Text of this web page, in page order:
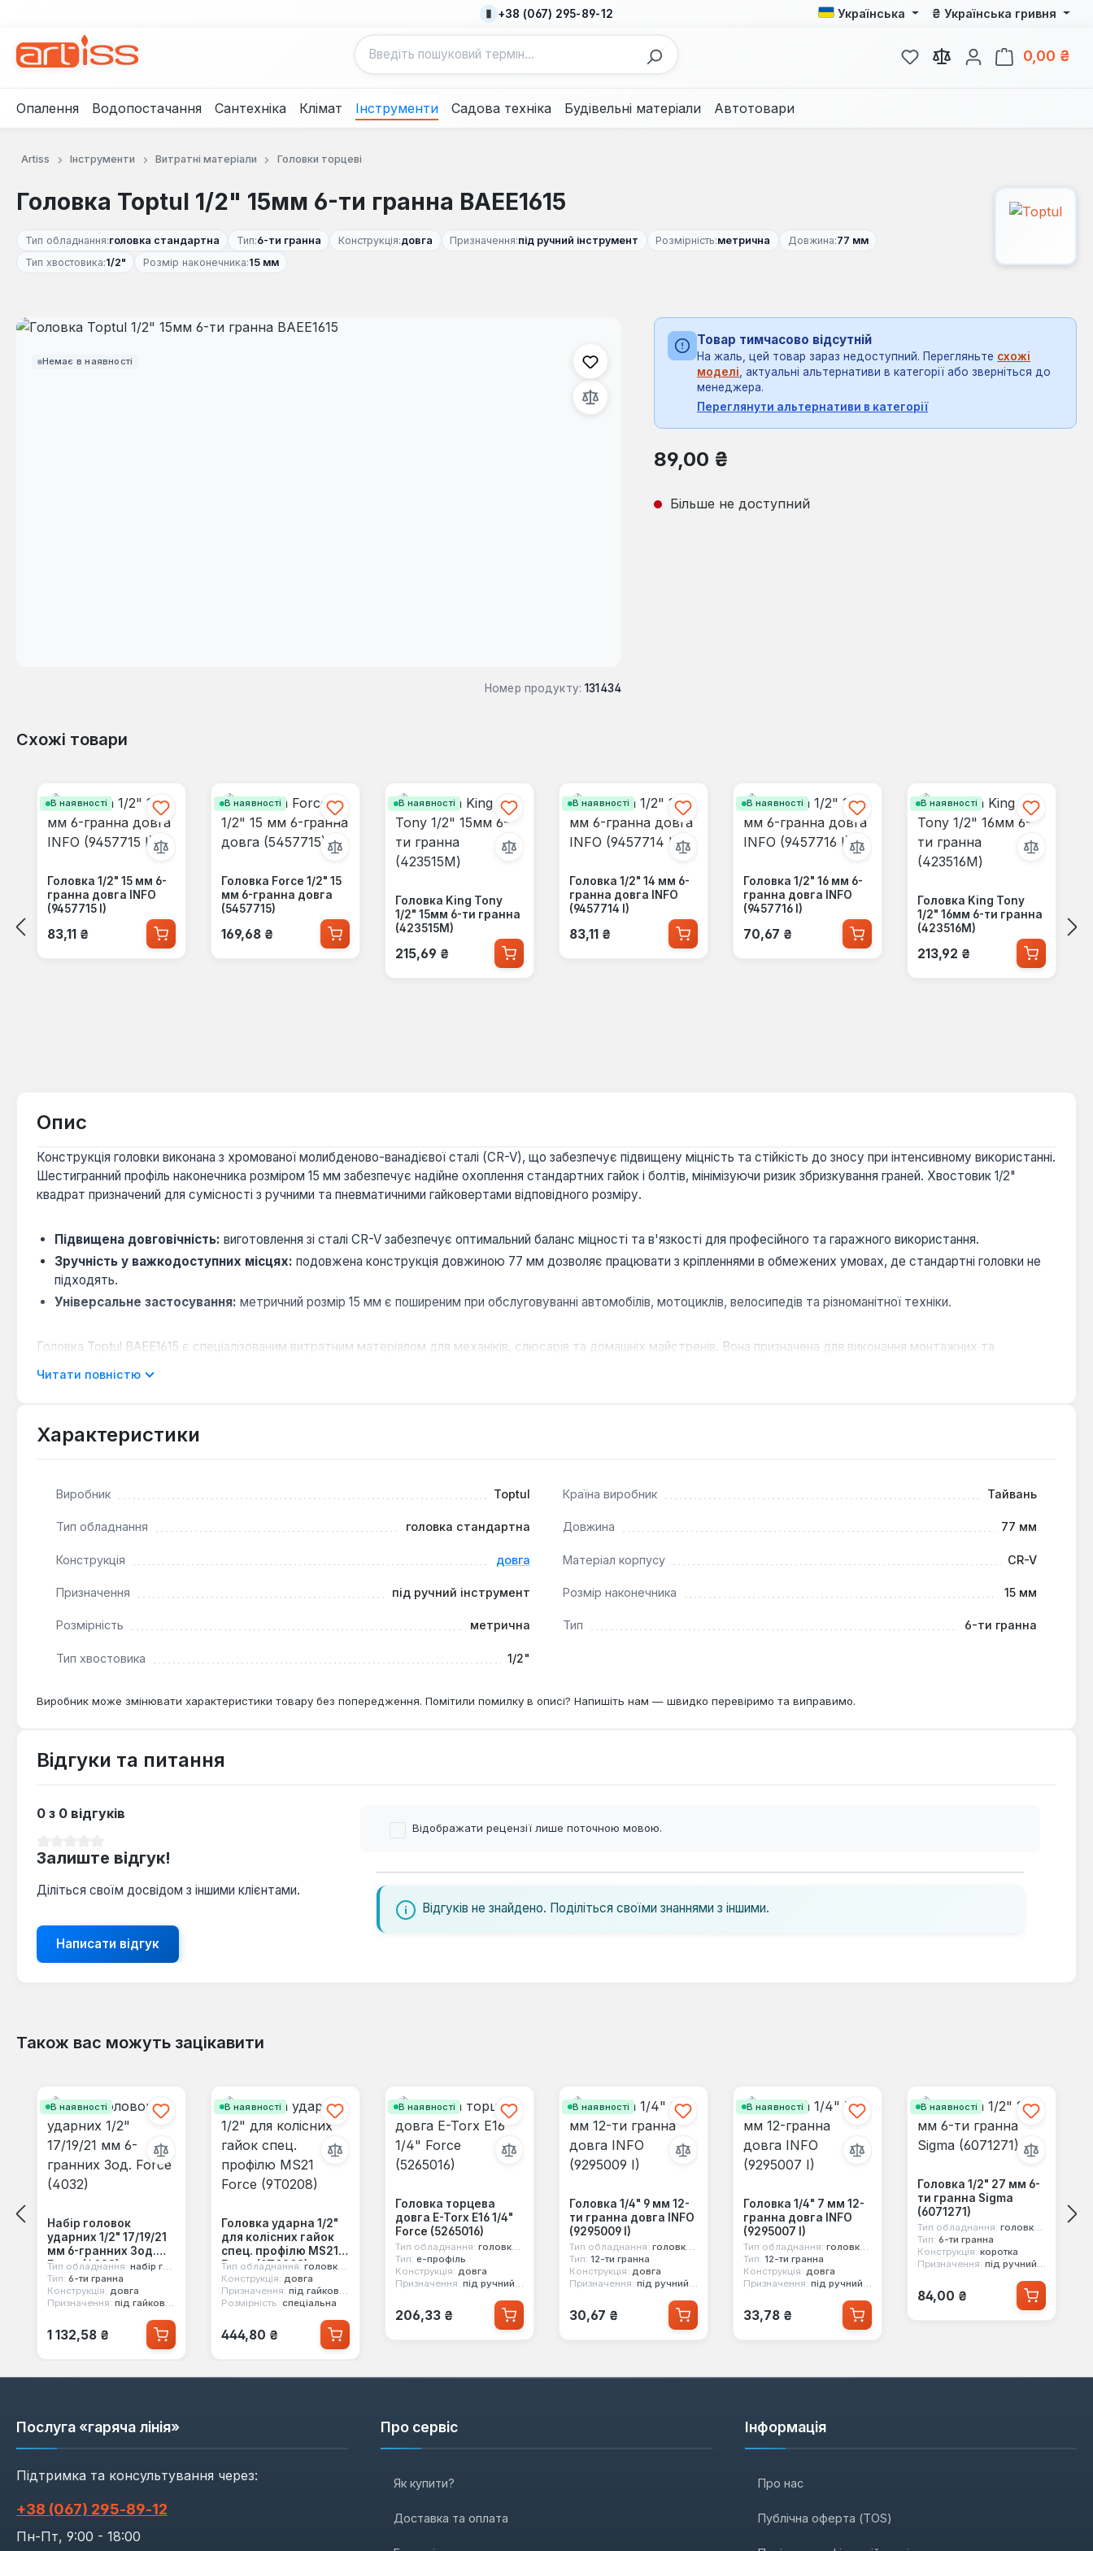
+38 (067) 295-89-12 Українська ₴ Українська гривня
У вас є 0 у списку бажань
0,00 ₴
Опалення Водопостачання Сантехніка Клімат Інструменти Садова техніка Будівельні матеріали Автотовари
Artiss Інструменти Витратні матеріали Головки торцеві
Головка Toptul 1/2" 15мм 6-ти гранна BAEE1615
Тип обладнання:головка стандартна Тип:6-ти гранна Конструкція:довга Призначення:під ручний інструмент Розмірність:метрична Довжина:77 мм
Тип хвостовика:1/2" Розмір наконечника:15 мм
Немає в наявності
Пропустити галерею зображень
Номер продукту: 131434
Товар тимчасово відсутній
На жаль, цей товар зараз недоступний. Перегляньте схожі
моделі , актуальні альтернативи в категорії або зверніться до
менеджера.
Переглянути альтернативи в категорії
Звичайна ціна:
89,00 ₴
Більше не доступний
Схожі товари
В наявності
Головка 1/2" 15 мм 6-
гранна довга INFO
(9457715 I)
Звичайна ціна:
83,11 ₴
В наявності
Головка Force 1/2" 15
мм 6-гранна довга
(5457715)
Звичайна ціна:
169,68 ₴
В наявності
Головка King Tony
1/2" 15мм 6-ти гранна
(423515M)
Звичайна ціна:
215,69 ₴
В наявності
Головка 1/2" 14 мм 6-
гранна довга INFO
(9457714 I)
Звичайна ціна:
83,11 ₴
В наявності
Головка 1/2" 16 мм 6-
гранна довга INFO
(9457716 I)
Звичайна ціна:
70,67 ₴
В наявності
Головка King Tony
1/2" 16мм 6-ти гранна
(423516M)
Звичайна ціна:
213,92 ₴
Опис
Конструкція головки виконана з хромованої молибденово-ванадієвої сталі (CR-V), що забезпечує підвищену міцність та стійкість до зносу при інтенсивному використанні.
Шестигранний профіль наконечника розміром 15 мм забезпечує надійне охоплення стандартних гайок і болтів, мінімізуючи ризик збризкування граней. Хвостовик 1/2"
квадрат призначений для сумісності з ручними та пневматичними гайковертами відповідного розміру.
Підвищена довговічність: виготовлення зі сталі CR-V забезпечує оптимальний баланс міцності та в'язкості для професійного та гаражного використання.
Зручність у важкодоступних місцях: подовжена конструкція довжиною 77 мм дозволяє працювати з кріпленнями в обмежених умовах, де стандартні головки не
підходять.
Універсальне застосування: метричний розмір 15 мм є поширеним при обслуговуванні автомобілів, мотоциклів, велосипедів та різноманітної техніки.
Головка Toptul BAEE1615 є спеціалізованим витратним матеріалом для механіків, слюсарів та домашніх майстренів. Вона призначена для виконання монтажних та
карданною передачею або гайковертом для ефективної роботи.
Читати повністю
Характеристики
Виробник Toptul Країна виробник Тайвань
Тип обладнання головка стандартна Довжина 77 мм
Конструкція довга Матеріал корпусу CR-V
Призначення під ручний інструмент Розмір наконечника 15 мм
Розмірність метрична Тип 6-ти гранна
Тип хвостовика 1/2"
Виробник може змінювати характеристики товару без попередження. Помітили помилку в описі? Напишіть нам — швидко перевіримо та виправимо.
Відгуки та питання
0 з 0 відгуків
Залиште відгук!
Діліться своїм досвідом з іншими клієнтами.
Написати відгук
Відображати рецензії лише поточною мовою.
Відгуків не знайдено. Поділіться своїми знаннями з іншими.
Також вас можуть зацікавити
В наявності
Набір головок
ударних 1/2" 17/19/21
мм 6-гранних 3од.
Force (4032)
Тип обладнання: набір головок ударних
Тип: 6-ти гранна
Конструкція: довга
Призначення: під гайковерт, під легкосплавні диски
Звичайна ціна:
1 132,58 ₴
В наявності
Головка ударна 1/2"
для колісних гайок
спец. профілю MS21
Force (9T0208)
Тип обладнання: головка ударна
Конструкція: довга
Призначення: під гайковерт, під легкосплавні диски
Розмірність: спеціальна
Звичайна ціна:
444,80 ₴
В наявності
Головка торцева
довга E-Torx E16 1/4"
Force (5265016)
Тип обладнання: головка стандартна
Тип: е-профіль
Конструкція: довга
Призначення: під ручний інструмент
Звичайна ціна:
206,33 ₴
В наявності
Головка 1/4" 9 мм 12-
ти гранна довга INFO
(9295009 I)
Тип обладнання: головка стандартна
Тип: 12-ти гранна
Конструкція: довга
Призначення: під ручний інструмент
Звичайна ціна:
30,67 ₴
В наявності
Головка 1/4" 7 мм 12-
гранна довга INFO
(9295007 I)
Тип обладнання: головка стандартна
Тип: 12-ти гранна
Конструкція: довга
Призначення: під ручний інструмент
Звичайна ціна:
33,78 ₴
В наявності
Головка 1/2" 27 мм 6-
ти гранна Sigma
(6071271)
Тип обладнання: головка стандартна
Тип: 6-ти гранна
Конструкція: коротка
Призначення: під ручний інструмент
Звичайна ціна:
84,00 ₴
Послуга «гаряча лінія»
Підтримка та консультування через:
+38 (067) 295‑89‑12
Пн-Пт, 9:00 - 18:00
Про сервіс
Як купити?
Доставка та оплата
Інформація
Про нас
Публічна оферта (TOS)